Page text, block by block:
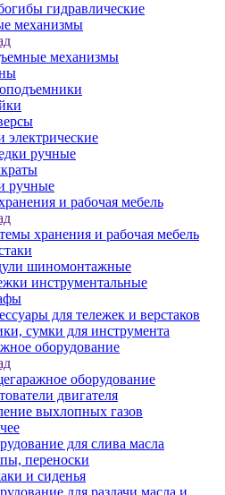
гидравлические
механизмы
механизмы
электрические
ручные
ручные
и рабочая мебель
хранения и рабочая мебель
шиномонтажные
инструментальные
для тележек и верстаков
сумки для инструмента
оборудование
оборудование
двигателя
выхлопных газов
для слива масла
переноски
и сиденья
для раздачи масла и